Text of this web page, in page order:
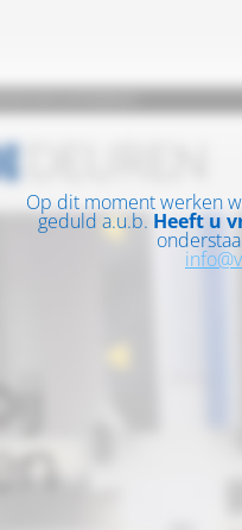
Op dit moment werken
geduld a.u.b. Heeft u